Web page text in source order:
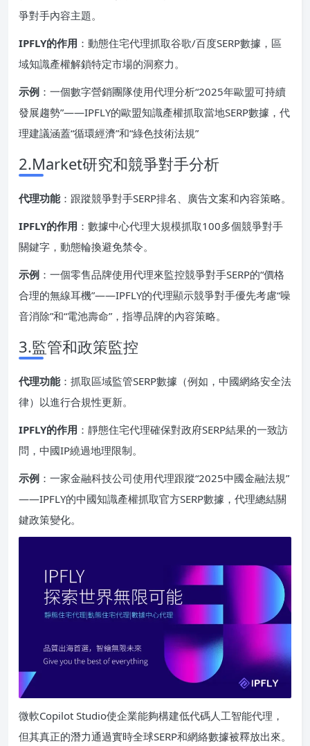
爭對手內容主題。
IPFLY的作用 ：動態住宅代理抓取谷歌/百度SERP數據，區
域知識產權解鎖特定市場的洞察力。
示例 ：一個數字營銷團隊使用代理分析“2025年歐盟可持續
發展趨勢”——IPFLY的歐盟知識產權抓取當地SERP數據，代
理建議涵蓋“循環經濟”和“綠色技術法規”
2.Market研究和競爭對手分析
代理功能：跟蹤競爭對手SERP排名、廣告文案和內容策略。
IPFLY的作用 ：數據中心代理大規模抓取100多個競爭對手
關鍵字，動態輪換避免禁令。
示例 ：一個零售品牌使用代理來監控競爭對手SERP的“價格
合理的無線耳機”——IPFLY的代理顯示競爭對手優先考慮“噪
音消除”和“電池壽命”，指導品牌的內容策略。
3.監管和政策監控
代理功能：抓取區域監管SERP數據（例如，中國網絡安全法
律）以進行合規性更新。
IPFLY的作用 ：靜態住宅代理確保對政府SERP結果的一致訪
問，中國IP繞過地理限制。
示例 ：一家金融科技公司使用代理跟蹤“2025中國金融法規”
——IPFLY的中國知識產權抓取官方SERP數據，代理總結關
鍵政策變化。
微軟Copilot Studio使企業能夠構建低代碼人工智能代理，
但其真正的潛力通過實時全球SERP和網絡數據被釋放出來。